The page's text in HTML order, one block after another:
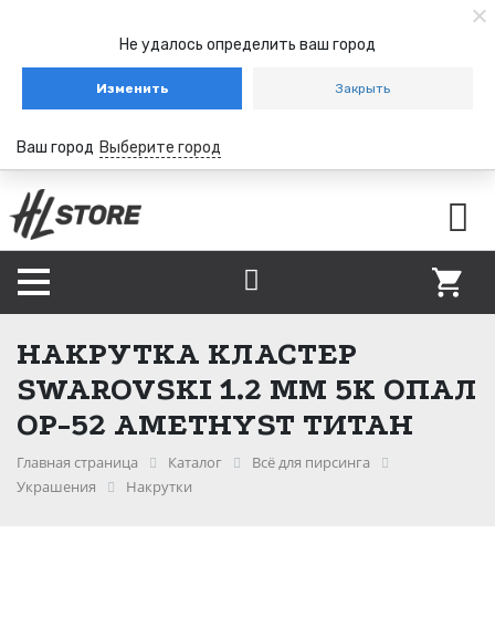
Не удалось определить ваш город
Изменить Закрыть
Ваш город Выберите город
НАКРУТКА КЛАСТЕР
SWAROVSKI 1.2 ММ 5К ОПАЛ
OP-52 AMETHYST ТИТАН
Главная страница Каталог
Всё для пирсинга
Украшения
Накрутки